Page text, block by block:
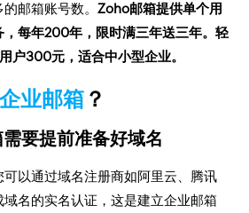
的邮箱账号数。Zoho邮箱提供单个用
，每年200年，限时满三年送三年。轻
户300元，适合中小型企业。
业邮箱 ？
要提前准备好域名
以通过域名注册商如阿里云、腾讯
名的实名认证，这是建立企业邮箱